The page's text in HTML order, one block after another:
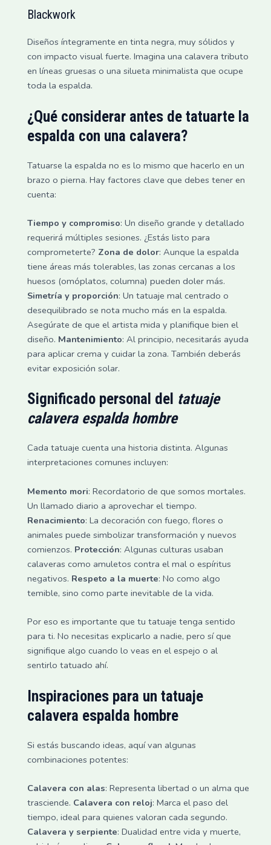
Blackwork
Diseños íntegramente en tinta negra, muy sólidos y
con impacto visual fuerte. Imagina una calavera tributo
en líneas gruesas o una silueta minimalista que ocupe
toda la espalda.
¿Qué considerar antes de tatuarte la
espalda con una calavera?
Tatuarse la espalda no es lo mismo que hacerlo en un
brazo o pierna. Hay factores clave que debes tener en
cuenta:
Tiempo y compromiso: Un diseño grande y detallado
requerirá múltiples sesiones. ¿Estás listo para
comprometerte? Zona de dolor: Aunque la espalda
tiene áreas más tolerables, las zonas cercanas a los
huesos (omóplatos, columna) pueden doler más.
Simetría y proporción: Un tatuaje mal centrado o
desequilibrado se nota mucho más en la espalda.
Asegúrate de que el artista mida y planifique bien el
diseño. Mantenimiento: Al principio, necesitarás ayuda
para aplicar crema y cuidar la zona. También deberás
evitar exposición solar.
Significado personal del tatuaje
calavera espalda hombre
Cada tatuaje cuenta una historia distinta. Algunas
interpretaciones comunes incluyen:
Memento mori: Recordatorio de que somos mortales.
Un llamado diario a aprovechar el tiempo.
Renacimiento: La decoración con fuego, flores o
animales puede simbolizar transformación y nuevos
comienzos. Protección: Algunas culturas usaban
calaveras como amuletos contra el mal o espíritus
negativos. Respeto a la muerte: No como algo
temible, sino como parte inevitable de la vida.
Por eso es importante que tu tatuaje tenga sentido
para ti. No necesitas explicarlo a nadie, pero sí que
signifique algo cuando lo veas en el espejo o al
sentirlo tatuado ahí.
Inspiraciones para un tatuaje
calavera espalda hombre
Si estás buscando ideas, aquí van algunas
combinaciones potentes:
Calavera con alas: Representa libertad o un alma que
trasciende. Calavera con reloj: Marca el paso del
tiempo, ideal para quienes valoran cada segundo.
Calavera y serpiente: Dualidad entre vida y muerte,